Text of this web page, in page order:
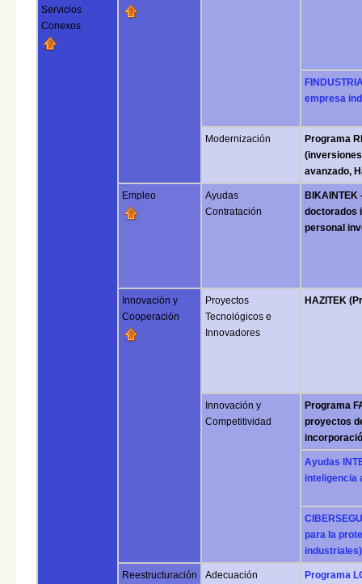
Servicios
Conexos
empresa
Modernización
Programa
avanzado,
Empleo
Ayudas
Contratación
doctorados
personal
Innovación y
Cooperación
Proyectos
Tecnológicos e
Innovadores
HAZITEK
Innovación y
Competitividad
Programa
proyectos
Ayudas
inteligencia
para la
industriales)
Reestructuración
Adecuación
Programa